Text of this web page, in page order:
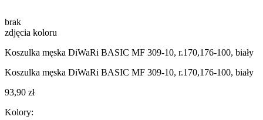
brak
zdjęcia koloru
Koszulka męska DiWaRi BASIC MF 309-10, r.170,176-100, biały
Koszulka męska DiWaRi BASIC MF 309-10, r.170,176-100, biały
93,90 zł
Kolory: